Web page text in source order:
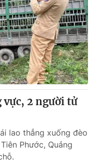
sản
lòng Việt
mình bằng AI
vực, 2 người tử
lao thẳng xuống đèo
Phước, Quảng